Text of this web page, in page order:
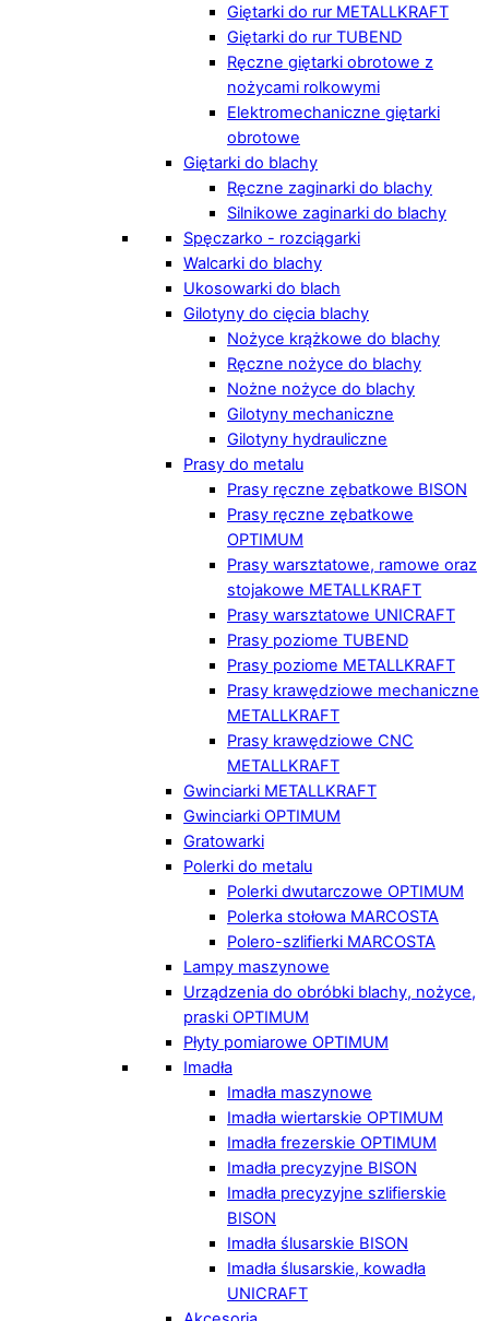
Giętarki do rur METALLKRAFT
Giętarki do rur TUBEND
Ręczne giętarki obrotowe z
nożycami rolkowymi
Elektromechaniczne giętarki
obrotowe
Giętarki do blachy
Ręczne zaginarki do blachy
Silnikowe zaginarki do blachy
Spęczarko - rozciągarki
Walcarki do blachy
Ukosowarki do blach
Gilotyny do cięcia blachy
Nożyce krążkowe do blachy
Ręczne nożyce do blachy
Nożne nożyce do blachy
Gilotyny mechaniczne
Gilotyny hydrauliczne
Prasy do metalu
Prasy ręczne zębatkowe BISON
Prasy ręczne zębatkowe
OPTIMUM
Prasy warsztatowe, ramowe oraz
stojakowe METALLKRAFT
Prasy warsztatowe UNICRAFT
Prasy poziome TUBEND
Prasy poziome METALLKRAFT
Prasy krawędziowe mechaniczne
METALLKRAFT
Prasy krawędziowe CNC
METALLKRAFT
Gwinciarki METALLKRAFT
Gwinciarki OPTIMUM
Gratowarki
Polerki do metalu
Polerki dwutarczowe OPTIMUM
Polerka stołowa MARCOSTA
Polero-szlifierki MARCOSTA
Lampy maszynowe
Urządzenia do obróbki blachy, nożyce,
praski OPTIMUM
Płyty pomiarowe OPTIMUM
Imadła
Imadła maszynowe
Imadła wiertarskie OPTIMUM
Imadła frezerskie OPTIMUM
Imadła precyzyjne BISON
Imadła precyzyjne szlifierskie
BISON
Imadła ślusarskie BISON
Imadła ślusarskie, kowadła
UNICRAFT